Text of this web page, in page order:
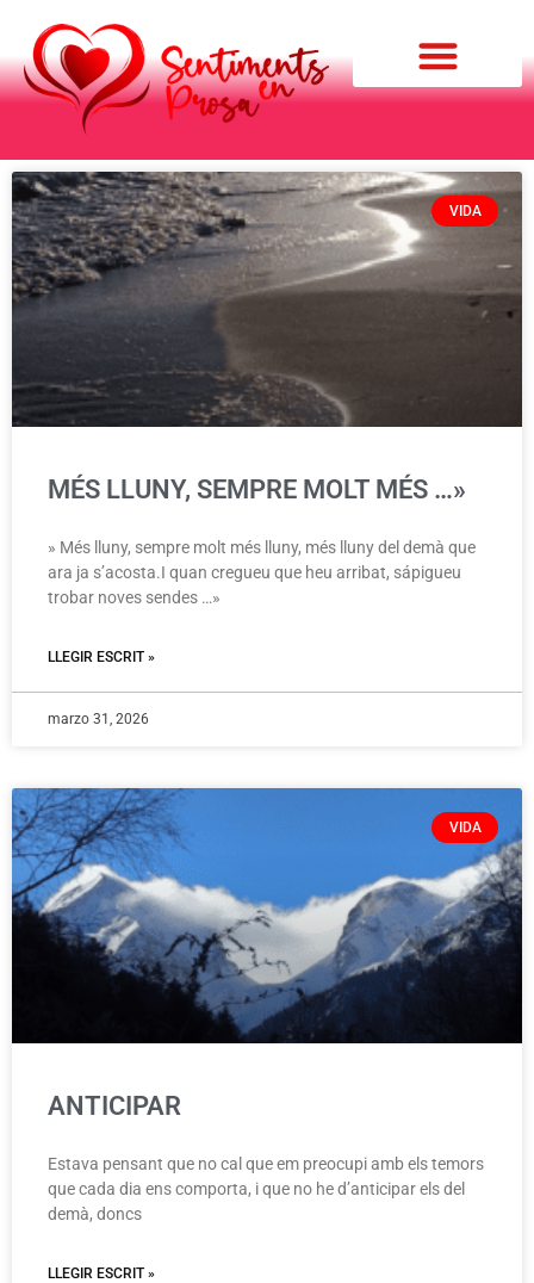
VIDA
MÉS LLUNY, SEMPRE MOLT MÉS …»
» Més lluny, sempre molt més lluny, més lluny del demà que
ara ja s’acosta.I quan cregueu que heu arribat, sápigueu
trobar noves sendes …»
LLEGIR ESCRIT »
marzo 31, 2026
VIDA
ANTICIPAR
Estava pensant que no cal que em preocupi amb els temors
que cada dia ens comporta, i que no he d’anticipar els del
demà, doncs
LLEGIR ESCRIT »